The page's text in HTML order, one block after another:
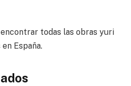
todas las obras yuri
España.